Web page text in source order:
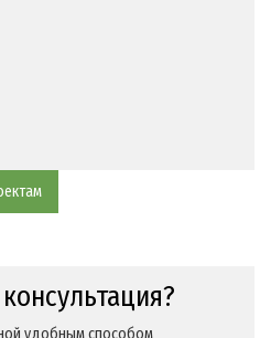
удобным способом